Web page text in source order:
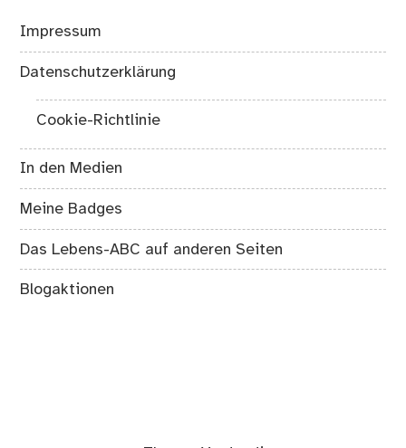
Impressum
Datenschutzerklärung
Cookie-Richtlinie
In den Medien
Meine Badges
Das Lebens-ABC auf anderen Seiten
Blogaktionen